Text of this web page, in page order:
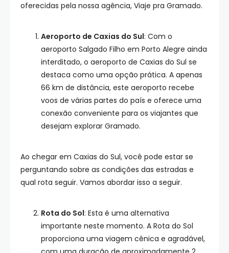
oferecidas pela nossa agência, Viaje pra Gramado.
Aeroporto de Caxias do Sul: Com o
aeroporto Salgado Filho em Porto Alegre ainda
interditado, o aeroporto de Caxias do Sul se
destaca como uma opção prática. A apenas
66 km de distância, este aeroporto recebe
voos de várias partes do país e oferece uma
conexão conveniente para os viajantes que
desejam explorar Gramado.
Ao chegar em Caxias do Sul, você pode estar se
perguntando sobre as condições das estradas e
qual rota seguir. Vamos abordar isso a seguir.
Rota do Sol: Esta é uma alternativa
importante neste momento. A Rota do Sol
proporciona uma viagem cênica e agradável,